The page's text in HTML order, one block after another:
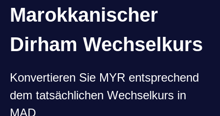
Marokkanischer
Dirham Wechselkurs
Konvertieren Sie MYR entsprechend
dem tatsächlichen Wechselkurs in
MAD